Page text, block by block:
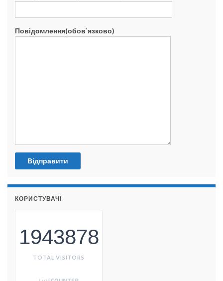
Повідомлення(обов`язково)
КОРИСТУВАЧІ
1943878
TOTAL VISITORS